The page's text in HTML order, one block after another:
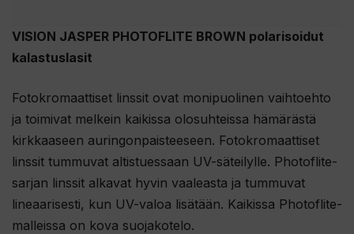
VISION JASPER PHOTOFLITE BROWN polarisoidut
kalastuslasit
Fotokromaattiset linssit ovat monipuolinen vaihtoehto
ja toimivat melkein kaikissa olosuhteissa hämärästä
kirkkaaseen auringonpaisteeseen. Fotokromaattiset
linssit tummuvat altistuessaan UV-säteilylle. Photoflite-
sarjan linssit alkavat hyvin vaaleasta ja tummuvat
lineaarisesti, kun UV-valoa lisätään. Kaikissa Photoflite-
malleissa on kova suojakotelo.